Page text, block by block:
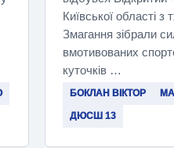
Київської області
Змагання зібрали
вмотивованих
куточків …
БОКЛАН ВІКТОР
ДЮСШ 13